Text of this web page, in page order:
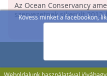
Kövess minket a facebookon,
Az Ocean Conservancy
szervezetnek sikerült 2012-